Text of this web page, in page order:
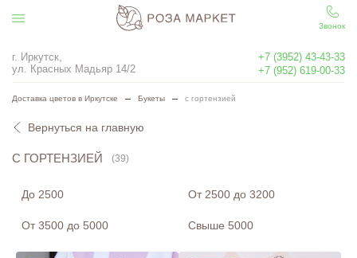
Звонок
г. Иркутск,
ул. Красных Мадьяр 14/2
+7 (3952) 43-43-33
+7 (952) 619-00-33
Доставка цветов в Иркутске Букеты с гортензией
Вернуться на главную
С ГОРТЕНЗИЕЙ (39)
До 2500 От 2500 до 3200
От 3500 до 5000 Свыше 5000